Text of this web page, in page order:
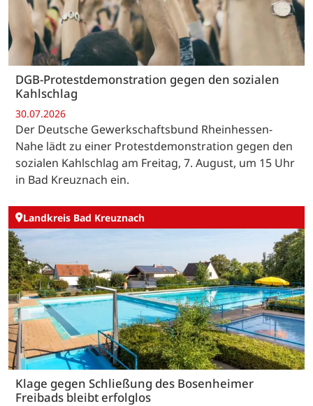
DGB-Protestdemonstration gegen den sozialen
Kahlschlag
30.07.2026
Der Deutsche Gewerkschaftsbund Rheinhessen-
Nahe lädt zu einer Protestdemonstration gegen den
sozialen Kahlschlag am Freitag, 7. August, um 15 Uhr
in Bad Kreuznach ein.
Landkreis Bad Kreuznach
Klage gegen Schließung des Bosenheimer
Freibads bleibt erfolglos